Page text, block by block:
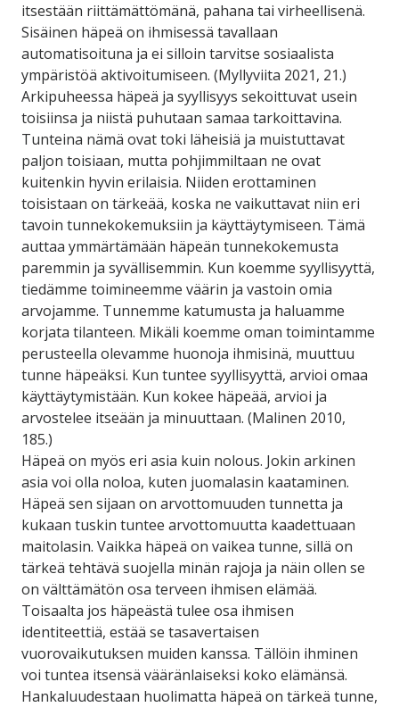
itsestään riittämättömänä, pahana tai virheellisenä.
Sisäinen häpeä on ihmisessä tavallaan
automatisoituna ja ei silloin tarvitse sosiaalista
ympäristöä aktivoitumiseen. (Myllyviita 2021, 21.)
Arkipuheessa häpeä ja syyllisyys sekoittuvat usein
toisiinsa ja niistä puhutaan samaa tarkoittavina.
Tunteina nämä ovat toki läheisiä ja muistuttavat
paljon toisiaan, mutta pohjimmiltaan ne ovat
kuitenkin hyvin erilaisia. Niiden erottaminen
toisistaan on tärkeää, koska ne vaikuttavat niin eri
tavoin tunnekokemuksiin ja käyttäytymiseen. Tämä
auttaa ymmärtämään häpeän tunnekokemusta
paremmin ja syvällisemmin. Kun koemme syyllisyyttä,
tiedämme toimineemme väärin ja vastoin omia
arvojamme. Tunnemme katumusta ja haluamme
korjata tilanteen. Mikäli koemme oman toimintamme
perusteella olevamme huonoja ihmisinä, muuttuu
tunne häpeäksi. Kun tuntee syyllisyyttä, arvioi omaa
käyttäytymistään. Kun kokee häpeää, arvioi ja
arvostelee itseään ja minuuttaan. (Malinen 2010,
185.)
Häpeä on myös eri asia kuin nolous. Jokin arkinen
asia voi olla noloa, kuten juomalasin kaataminen.
Häpeä sen sijaan on arvottomuuden tunnetta ja
kukaan tuskin tuntee arvottomuutta kaadettuaan
maitolasin. Vaikka häpeä on vaikea tunne, sillä on
tärkeä tehtävä suojella minän rajoja ja näin ollen se
on välttämätön osa terveen ihmisen elämää.
Toisaalta jos häpeästä tulee osa ihmisen
identiteettiä, estää se tasavertaisen
vuorovaikutuksen muiden kanssa. Tällöin ihminen
voi tuntea itsensä vääränlaiseksi koko elämänsä.
Hankaluudestaan huolimatta häpeä on tärkeä tunne,